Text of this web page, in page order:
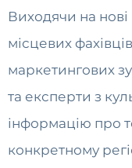
Виходячи на
місцевих
маркетингових
та експерти з
інформацію про
конкретному